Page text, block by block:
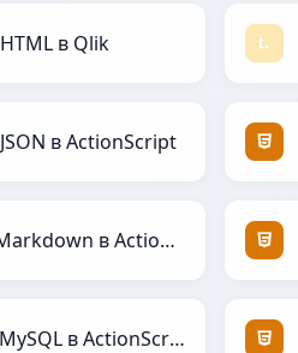
HTML в Qlik
JSON в ActionScript
Markdown в ActionScript
MySQL в ActionScript